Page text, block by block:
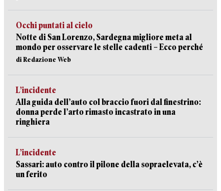
Occhi puntati al cielo
Notte di San Lorenzo, Sardegna migliore meta al
mondo per osservare le stelle cadenti – Ecco perché
di Redazione Web
L’incidente
Alla guida dell’auto col braccio fuori dal finestrino:
donna perde l’arto rimasto incastrato in una
ringhiera
L’incidente
Sassari: auto contro il pilone della sopraelevata, c’è
un ferito